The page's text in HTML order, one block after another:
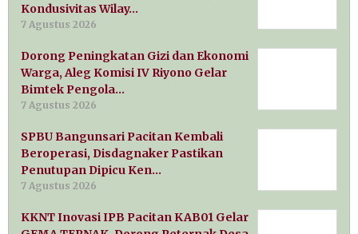
Kondusivitas Wilay…
7 Agustus 2026
Dorong Peningkatan Gizi dan Ekonomi
Warga, Aleg Komisi IV Riyono Gelar
Bimtek Pengola…
7 Agustus 2026
SPBU Bangunsari Pacitan Kembali
Beroperasi, Disdagnaker Pastikan
Penutupan Dipicu Ken…
7 Agustus 2026
KKNT Inovasi IPB Pacitan KAB01 Gelar